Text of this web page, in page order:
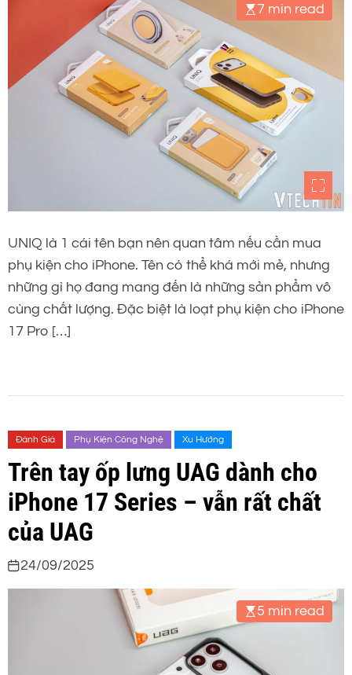
7 min read
UNIQ là 1 cái tên bạn nên quan tâm nếu cần mua
phụ kiện cho iPhone. Tên có thể khá mới mẻ, nhưng
những gì họ đang mang đến là những sản phẩm vô
cùng chất lượng. Đặc biệt là loạt phụ kiện cho iPhone
17 Pro […]
Đánh Giá Phụ Kiện Công Nghệ Xu Hướng
Trên tay ốp lưng UAG dành cho
iPhone 17 Series – vẫn rất chất
của UAG
24/09/2025
5 min read